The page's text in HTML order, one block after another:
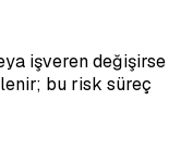
işveren değişirse
bu risk süreç